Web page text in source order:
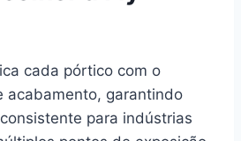
cada pórtico com o
acabamento, garantindo
para indústrias